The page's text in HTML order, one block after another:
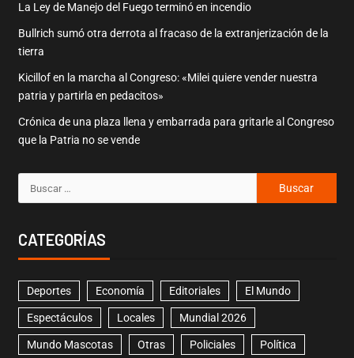
La Ley de Manejo del Fuego terminó en incendio
Bullrich sumó otra derrota al fracaso de la extranjerización de la
tierra
Kicillof en la marcha al Congreso: «Milei quiere vender nuestra
patria y partirla en pedacitos»
Crónica de una plaza llena y embarrada para gritarle al Congreso
que la Patria no se vende
CATEGORÍAS
Deportes Economía Editoriales El Mundo
Espectáculos Locales Mundial 2026
Mundo Mascotas Otras Policiales Política